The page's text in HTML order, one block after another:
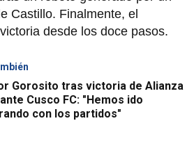
Castillo. Finalmente, el
desde los doce pasos.
Gorosito tras victoria de Alianza
Cusco FC: "Hemos ido
con los partidos"